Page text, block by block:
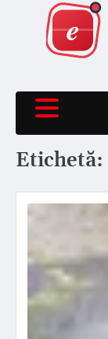
content
Etichetă: